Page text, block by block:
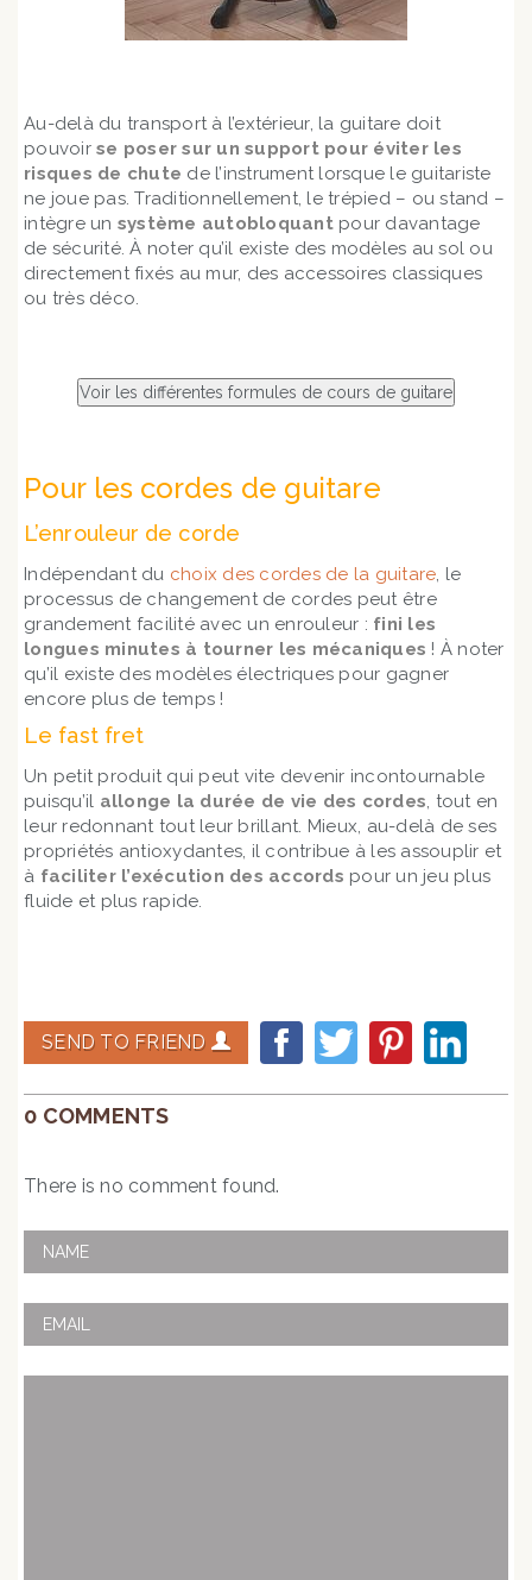
Au-delà du transport à l’extérieur, la guitare doit
pouvoir se poser sur un support pour éviter les
risques de chute de l’instrument lorsque le guitariste
ne joue pas. Traditionnellement, le trépied – ou stand –
intègre un système autobloquantpour davantage
de sécurité. À noter qu’il existe des modèles au sol ou
directement fixés au mur, des accessoires classiques
ou très déco.
Pour les cordes de guitare
L’enrouleur de corde
Indépendant du choix des cordes de la guitare, le
processus de changement de cordes peut être
grandement facilité avec un enrouleur : fini les
longues minutes à tourner les mécaniques ! À noter
qu’il existe des modèles électriques pour gagner
encore plus de temps !
Le fast fret
Un petit produit qui peut vite devenir incontournable
puisqu’il allonge la durée de vie des cordes, tout en
leur redonnant tout leur brillant. Mieux, au-delà de ses
propriétés antioxydantes, il contribue à les assouplir et
à faciliter l’exécution des accords pour un jeu plus
fluide et plus rapide.
SEND TO FRIEND
0 COMMENTS
There is no comment found.